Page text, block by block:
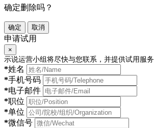
确定删除吗？
确定 取消
申请试用
×
示说运营小组将尽快与您联系，并提供试用服务
*姓名
*手机号码
*电子邮件
*职位
*单位
*微信号